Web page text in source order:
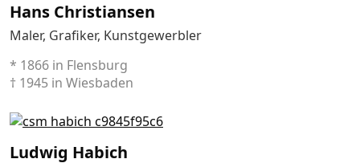
Hans Christiansen
Maler, Grafiker, Kunstgewerbler
* 1866 in Flensburg
† 1945 in Wiesbaden
Ludwig Habich